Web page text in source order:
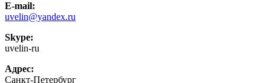
E-mail:
uvelin@yandex.ru
Skype:
uvelin-ru
Адрес:
Санкт-Петербург